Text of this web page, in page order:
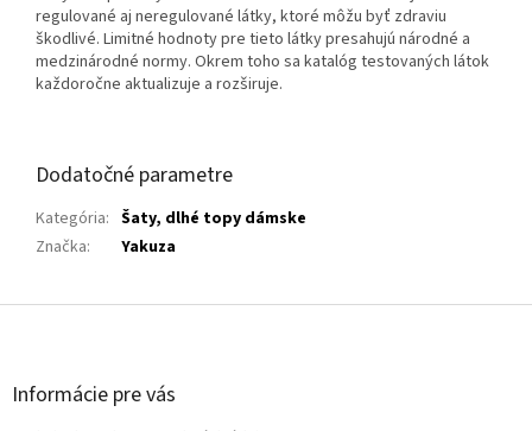
regulované aj neregulované látky, ktoré môžu byť zdraviu
škodlivé. Limitné hodnoty pre tieto látky presahujú národné a
medzinárodné normy. Okrem toho sa katalóg testovaných látok
každoročne aktualizuje a rozširuje.
Dodatočné parametre
Kategória: Šaty, dlhé topy dámske
Značka: Yakuza
Z
Informácie pre vás